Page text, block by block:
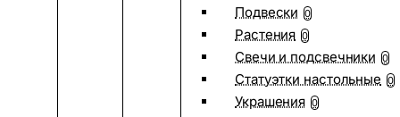
Подвески 0
Растения 0
Свечи и подсвечники 0
Статуэтки настольные 0
Украшения 0